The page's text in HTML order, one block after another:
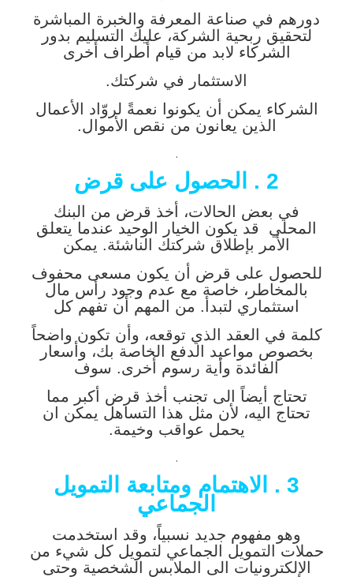
دورهم في صناعة المعرفة والخبرة المباشرة
لتحقيق ربحية الشركة، عليك التسليم بدور
الشركاء لابد من قيام أطراف أخرى
الاستثمار في شركتك.
الشركاء يمكن أن يكونوا نعمةً لروّاد الأعمال
الذين يعانون من نقص الأموال.
.
2 . الحصول على قرض
في بعض الحالات، أخذ قرض من البنك
المحلي قد يكون الخيار الوحيد عندما يتعلق
الأمر بإطلاق شركتك الناشئة. يمكن
للحصول على قرض أن يكون مسعى محفوف
بالمخاطر، خاصة مع عدم وجود رأس مال
استثماري لتبدأ. من المهم أن تفهم كل
كلمة في العقد الذي توقعه، وأن تكون واضحاً
بخصوص مواعيد الدفع الخاصة بك، وأسعار
الفائدة وأية رسوم أخرى. سوف
تحتاج أيضاً الى تجنب أخذ قرض أكبر مما
تحتاج اليه، لأن مثل هذا التساهل يمكن ان
يحمل عواقب وخيمة.
.
3 . الاهتمام ومتابعة التمويل
الجماعي
وهو مفهوم جديد نسبياً، وقد استخدمت
حملات التمويل الجماعي لتمويل كل شيء من
الإلكترونيات الى الملابس الشخصية وحتى